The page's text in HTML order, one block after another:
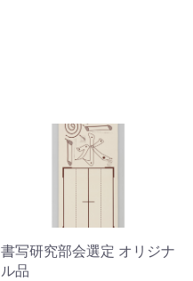
書写研究部会選定 オリジナ
ル品